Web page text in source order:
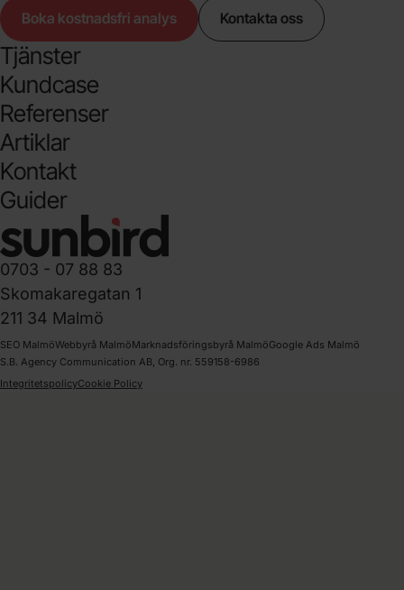
Boka kostnadsfri analys Kontakta oss
0703 - 07 88 83
Skomakaregatan 1
211 34 Malmö
Tjänster
Kundcase
Referenser
Artiklar
Kontakt
Guider
SEO MalmöWebbyrå MalmöMarknadsföringsbyrå MalmöGoogle Ads Malmö
S.B. Agency Communication AB, Org. nr. 559158-6986
IntegritetspolicyCookie Policy